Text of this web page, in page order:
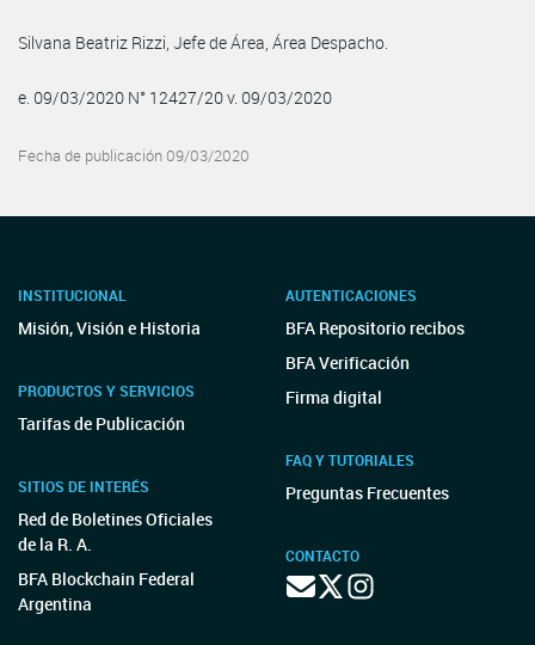
Silvana Beatriz Rizzi, Jefe de Área, Área Despacho.
e. 09/03/2020 N° 12427/20 v. 09/03/2020
Fecha de publicación 09/03/2020
INSTITUCIONAL
Misión, Visión e Historia
PRODUCTOS Y SERVICIOS
Tarifas de Publicación
SITIOS DE INTERÉS
Red de Boletines Oficiales
de la R. A.
BFA Blockchain Federal
Argentina
AUTENTICACIONES
BFA Repositorio recibos
BFA Verificación
Firma digital
FAQ Y TUTORIALES
Preguntas Frecuentes
CONTACTO